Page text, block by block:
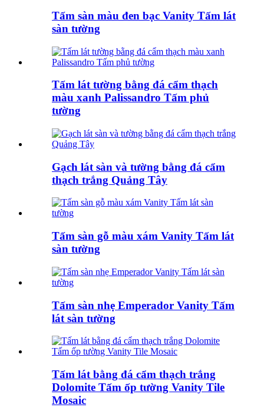
Tấm sàn màu đen bạc Vanity Tấm lát
sàn tường
Tấm lát tường bằng đá cẩm thạch
màu xanh Palissandro Tấm phủ
tường
Gạch lát sàn và tường bằng đá cẩm
thạch trắng Quảng Tây
Tấm sàn gỗ màu xám Vanity Tấm lát
sàn tường
Tấm sàn nhẹ Emperador Vanity Tấm
lát sàn tường
Tấm lát bằng đá cẩm thạch trắng
Dolomite Tấm ốp tường Vanity Tile
Mosaic